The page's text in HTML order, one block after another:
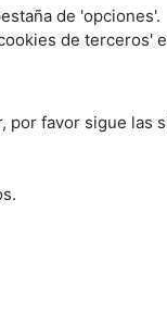
de 'opciones'.
de terceros'
por favor sigue las